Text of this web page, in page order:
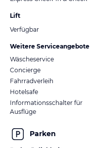
Lift
Verfügbar
Weitere Serviceangebote
Wäscheservice
Concierge
Fahrradverleih
Hotelsafe
Informationsschalter für
Ausflüge
Parken